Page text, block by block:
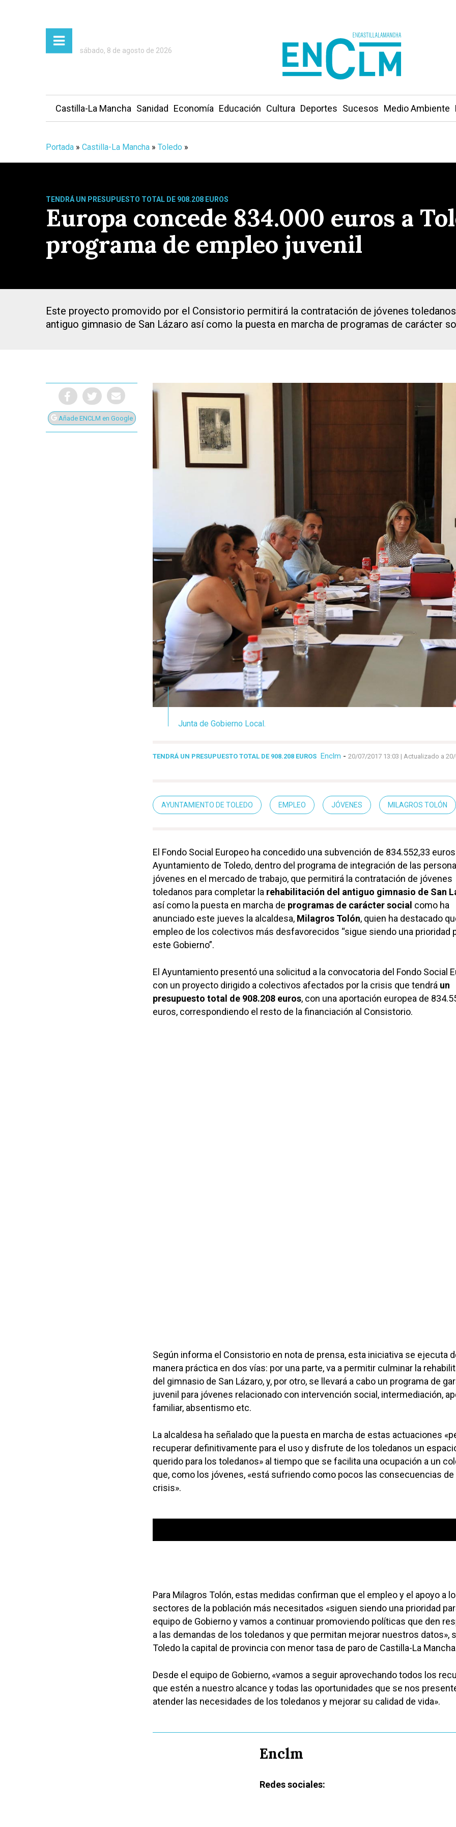
Presiona Intro para buscar o ESC para cerrar
sábado, 8 de agosto de 2026
Castilla-La Mancha Sanidad Economía Educación Cultura Deportes Sucesos Medio Ambiente
Portada » Castilla-La Mancha » Toledo »
TENDRÁ UN PRESUPUESTO TOTAL DE 908.208 EUROS
Europa concede 834.000 euros a
programa de empleo juvenil
Este proyecto promovido por el Consistorio permitirá la contratación de jóvenes
antiguo gimnasio de San Lázaro así como la puesta en marcha de programas de carácter
Añade ENCLM en Google
Junta de Gobierno Local.
TENDRÁ UN PRESUPUESTO TOTAL DE 908.208 EUROS Enclm - 20/07/2017 13:03 | Actualizado a
AYUNTAMIENTO DE TOLEDO EMPLEO JÓVENES MILAGROS TOLÓN
El Fondo Social Europeo ha concedido una subvención de 834.552,33 euros
Ayuntamiento de Toledo, dentro del programa de integración de las
jóvenes en el mercado de trabajo, que permitirá la contratación de jóvenes
toledanos para completar la rehabilitación del antiguo gimnasio de San
así como la puesta en marcha de programas de carácter social como ha
anunciado este jueves la alcaldesa, Milagros Tolón, quien ha destacado
empleo de los colectivos más desfavorecidos “sigue siendo una prioridad
este Gobierno”.
El Ayuntamiento presentó una solicitud a la convocatoria del Fondo Social
con un proyecto dirigido a colectivos afectados por la crisis que tendrá un
presupuesto total de 908.208 euros, con una aportación europea de
euros, correspondiendo el resto de la financiación al Consistorio.
Según informa el Consistorio en nota de prensa, esta iniciativa se ejecuta
manera práctica en dos vías: por una parte, va a permitir culminar la
del gimnasio de San Lázaro, y, por otro, se llevará a cabo un programa de
juvenil para jóvenes relacionado con intervención social, intermediación,
familiar, absentismo etc.
La alcaldesa ha señalado que la puesta en marcha de estas actuaciones
recuperar definitivamente para el uso y disfrute de los toledanos un
querido para los toledanos» al tiempo que se facilita una ocupación a un
que, como los jóvenes, «está sufriendo como pocos las consecuencias de
crisis».
Para Milagros Tolón, estas medidas confirman que el empleo y el apoyo a
sectores de la población más necesitados «siguen siendo una prioridad
equipo de Gobierno y vamos a continuar promoviendo políticas que den
a las demandas de los toledanos y que permitan mejorar nuestros datos»,
Toledo la capital de provincia con menor tasa de paro de Castilla-La
Desde el equipo de Gobierno, «vamos a seguir aprovechando todos los
que estén a nuestro alcance y todas las oportunidades que se nos
atender las necesidades de los toledanos y mejorar su calidad de vida».
Enclm
Redes sociales: